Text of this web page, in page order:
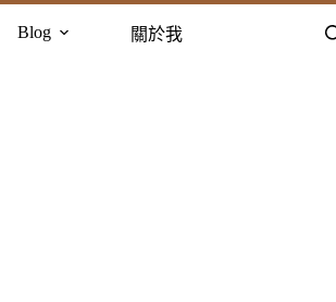
Blog 關於我